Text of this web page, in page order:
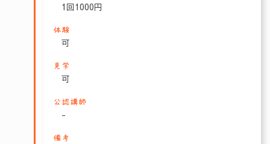
1回1000円
体験
可
見学
可
公認講師
-
備考